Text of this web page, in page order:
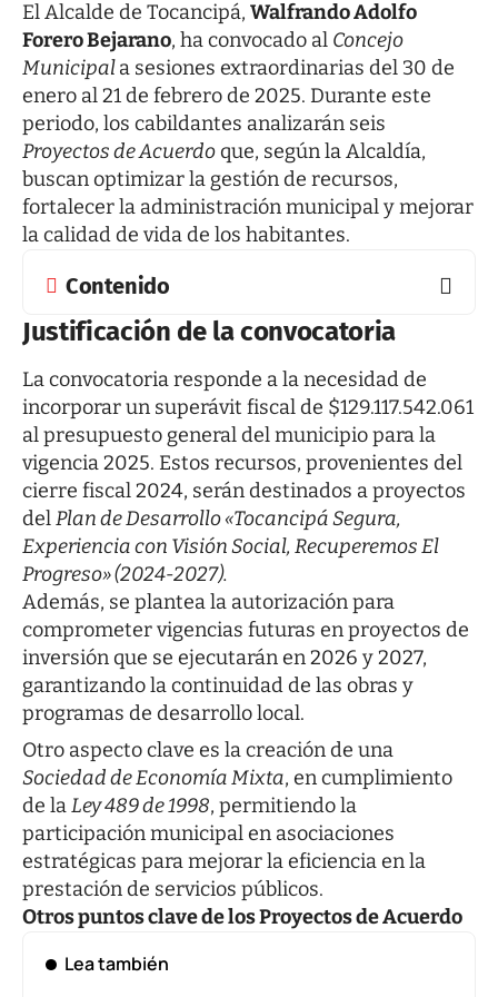
El Alcalde de Tocancipá, Walfrando Adolfo
Forero Bejarano, ha convocado al Concejo
Municipala sesiones extraordinarias del 30 de
enero al 21 de febrero de 2025. Durante este
periodo, los cabildantes analizarán seis
Proyectos de Acuerdoque, según la Alcaldía,
buscan optimizar la gestión de recursos,
fortalecer la administración municipal y mejorar
la calidad de vida de los habitantes.
Contenido
Justificación de la convocatoria
La convocatoria responde a la necesidad de
incorporar un superávit fiscal de $129.117.542.061
al presupuesto general del municipio para la
vigencia 2025. Estos recursos, provenientes del
cierre fiscal 2024, serán destinados a proyectos
delPlan de Desarrollo «Tocancipá Segura,
Experiencia con Visión Social, Recuperemos El
Progreso» (2024-2027).
Además, se plantea la autorización para
comprometer vigencias futuras en proyectos de
inversión que se ejecutarán en 2026 y 2027,
garantizando la continuidad de las obras y
programas de desarrollo local.
Otro aspecto clave es la creación de una
Sociedad de Economía Mixta, en cumplimiento
de laLey 489 de 1998, permitiendo la
participación municipal en asociaciones
estratégicas para mejorar la eficiencia en la
prestación de servicios públicos.
Otros puntos clave de los Proyectos de Acuerdo
Lea también